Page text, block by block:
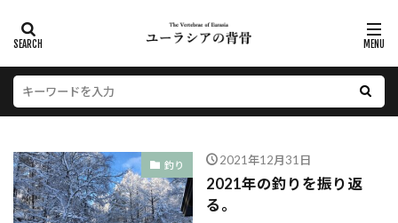
釣り 2021年12月31日
2021年の釣りを振り返
る。